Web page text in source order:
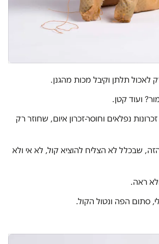
לאכול תלתן וקיבל מכות מהגנן.
ועוד קטן.
נפלאים וחוסר-זכרון איום, שחוזר רק
שבכלל לא הצליח להוציא קול, לא אי ולא
ראה.
סתום הפה ונטול הקול.